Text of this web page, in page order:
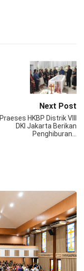
Next Post
Praeses HKBP Distrik VIII
DKI Jakarta Berikan
Penghiburan…